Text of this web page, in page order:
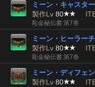
ミーン・キャスタ
製作Lv 80
彫金秘伝書:第7巻
ミーン・ヒーラー
製作Lv 80
彫金秘伝書:第7巻
ミーン・ディフェ
製作Lv 80